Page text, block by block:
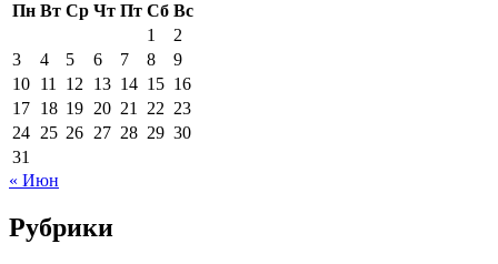
Пн Вт Ср Чт Пт Сб Вс
1
2
3
4 5 6 7 8
9
10 11 12 13 14 15 16
17 18 19 20 21 22 23
24 25 26 27 28 29 30
31
« Июн
Рубрики